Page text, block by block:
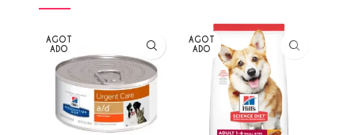
AGOT
ADO
AGOT
ADO